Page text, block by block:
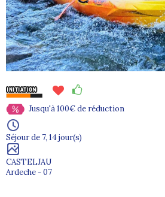
Jusqu'à 100€ de réduction
Séjour de 7, 14 jour(s)
CASTELJAU
Ardeche - 07